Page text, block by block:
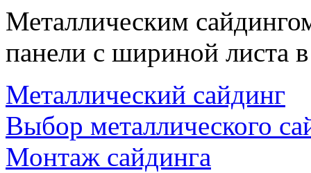
Металлическим
панели с шириной листа
Металлический сайдинг
Выбор металлического
Монтаж сайдинга